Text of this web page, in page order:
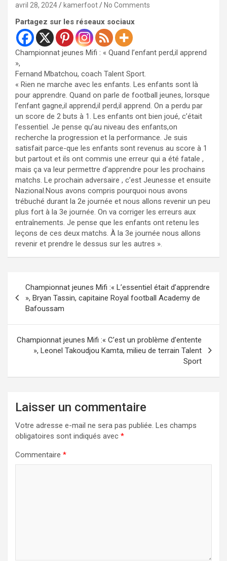
avril 28, 2024 kamerfoot No Comments
Partagez sur les réseaux sociaux
Championnat jeunes Mifi : « Quand l’enfant perd,il apprend
»,
Fernand Mbatchou, coach Talent Sport.
« Rien ne marche avec les enfants. Les enfants sont là
pour apprendre. Quand on parle de football jeunes, lorsque
l’enfant gagne,il apprend,il perd,il apprend. On a perdu par
un score de 2 buts à 1. Les enfants ont bien joué, c’était
l’essentiel. Je pense qu’au niveau des enfants,on
recherche la progression et la performance. Je suis
satisfait parce-que les enfants sont revenus au score à 1
but partout et ils ont commis une erreur qui a été fatale ,
mais ça va leur permettre d’apprendre pour les prochains
matchs. Le prochain adversaire , c’est Jeunesse et ensuite
Nazional.Nous avons compris pourquoi nous avons
trébuché durant la 2e journée et nous allons revenir un peu
plus fort à la 3e journée. On va corriger les erreurs aux
entraînements. Je pense que les enfants ont retenu les
leçons de ces deux matchs. À la 3e journée nous allons
revenir et prendre le dessus sur les autres ».
de
l’article
Championnat jeunes Mifi :« L’essentiel était d’apprendre
», Bryan Tassin, capitaine Royal football Academy de
Bafoussam
Championnat jeunes Mifi :« C’est un problème d’entente
», Leonel Takoudjou Kamta, milieu de terrain Talent
Sport
Laisser un commentaire
Votre adresse e-mail ne sera pas publiée. Les champs
obligatoires sont indiqués avec *
Commentaire *